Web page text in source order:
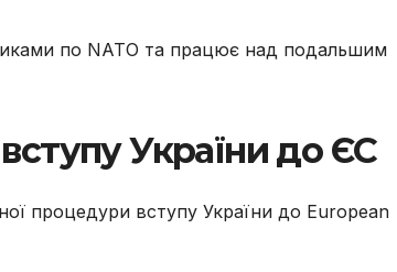
по NATO та працює над подальшим
України до ЄС
процедури вступу України до European